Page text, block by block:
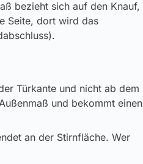
bezieht sich auf den Knauf,
Seite, dort wird das
Türkante und nicht ab dem
und bekommt einen
an der Stirnfläche. Wer